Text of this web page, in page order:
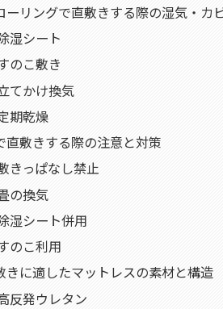
ーリングで直敷きする際の湿気・カ
湿シート
のこ敷き
てかけ換気
期乾燥
直敷きする際の注意と対策
きっぱなし禁止
の換気
湿シート併用
のこ利用
きに適したマットレスの素材と構造
反発ウレタン